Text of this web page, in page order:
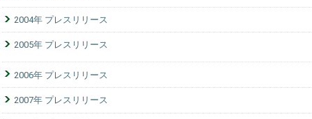
2004年 プレスリリース
2005年 プレスリリース
2006年 プレスリリース
2007年 プレスリリース